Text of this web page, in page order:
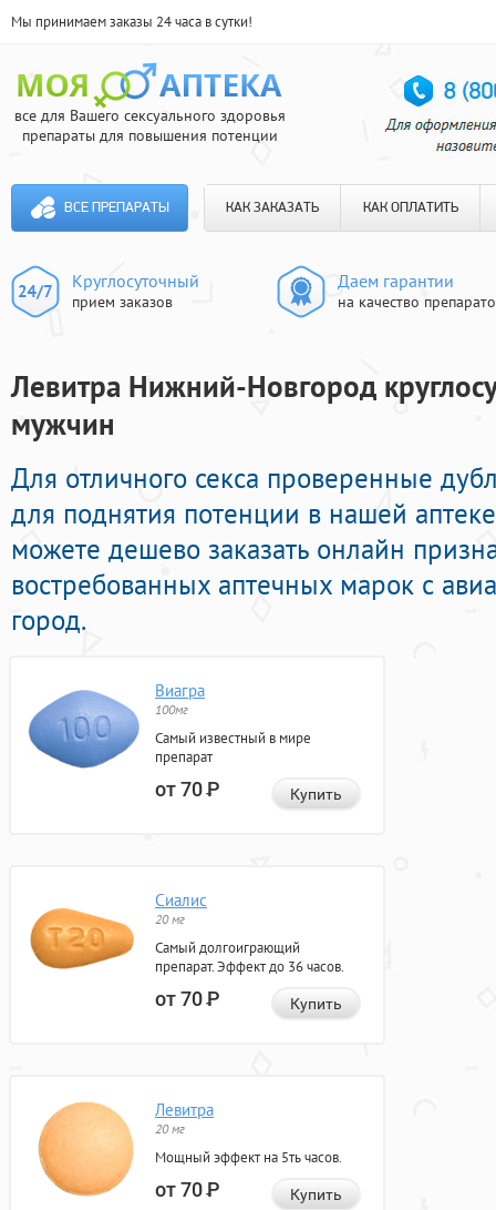
Мы принимаем заказы 24 часа в сутки!
все для Вашего сексуального здоровья
препараты для повышения потенции
ВСЕ ПРЕПАРАТЫ КАК ЗАКАЗАТЬ КАК ОПЛАТИТЬ
Круглосуточный
прием заказов
Даем гарантии
на качество
Левитра Нижний-Новгород
мужчин
Для отличного секса проверенные
для поднятия потенции в нашей
можете дешево заказать онлайн
востребованных аптечных марок с
город.
Виагра
100мг
Самый известный в мире
препарат
от 70Р Купить
Сиалис
20 мг
Самый долгоиграющий
препарат. Эффект до 36 часов.
от 70Р Купить
Левитра
20 мг
Мощный эффект на 5ть часов.
от 70Р Купить